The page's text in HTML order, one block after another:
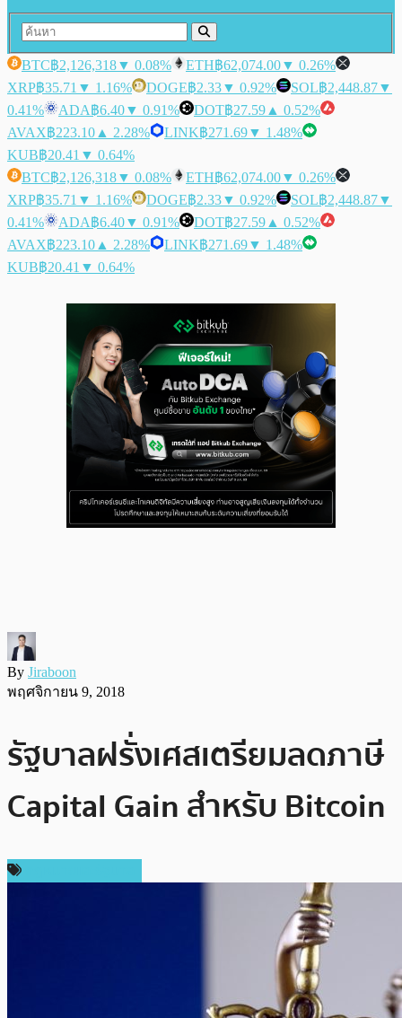
BTC฿2,126,318▼ 0.08% ETH฿62,074.00▼ 0.26%
XRP฿35.71 ▼ 1.16% DOGE฿2.33▼ 0.92% SOL฿2,448.87▼
0.41%
ADA฿6.40▼ 0.91% DOT฿27.59 ▲ 0.52%
AVAX฿223.10 ▲ 2.28% LINK฿271.69▼ 1.48%
KUB฿20.41 ▼ 0.64%
BTC฿2,126,318▼ 0.08% ETH฿62,074.00▼ 0.26%
XRP฿35.71 ▼ 1.16% DOGE฿2.33▼ 0.92% SOL฿2,448.87▼
0.41%
ADA฿6.40▼ 0.91% DOT฿27.59 ▲ 0.52%
AVAX฿223.10 ▲ 2.28% LINK฿271.69▼ 1.48%
KUB฿20.41 ▼ 0.64%
By Jiraboon
พฤศจิกายน 9, 2018
รัฐบาลฝรั่งเศสเตรียมลดภาษี
Capital Gain สำหรับ Bitcoin